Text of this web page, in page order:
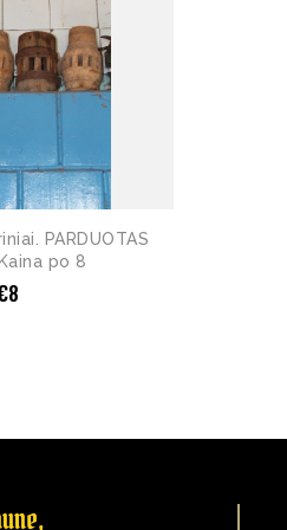
PARDUOTAS
po 8
8